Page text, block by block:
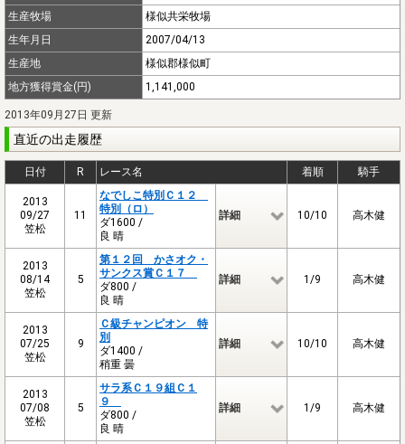
生産牧場
様似共栄牧場
生年月日
2007/04/13
生産地
様似郡様似町
地方獲得賞金(円)
1,141,000
2013年09月27日 更新
直近の出走履歴
日付 R レース名 着順 騎手
2013
09/27
笠松
11
なでしこ特別Ｃ１２
特別（ロ）
ダ1600 /
良 晴
詳細 10/10 高木健
2013
08/14
笠松
5
第１２回 かさオク・
サンクス賞Ｃ１７
ダ800 /
良 晴
詳細 1/9 高木健
2013
07/25
笠松
9
Ｃ級チャンピオン 特
別
ダ1400 /
稍重 曇
詳細 10/10 高木健
2013
07/08
笠松
5
サラ系Ｃ１９組Ｃ１
９
ダ800 /
良 晴
詳細 1/9 高木健